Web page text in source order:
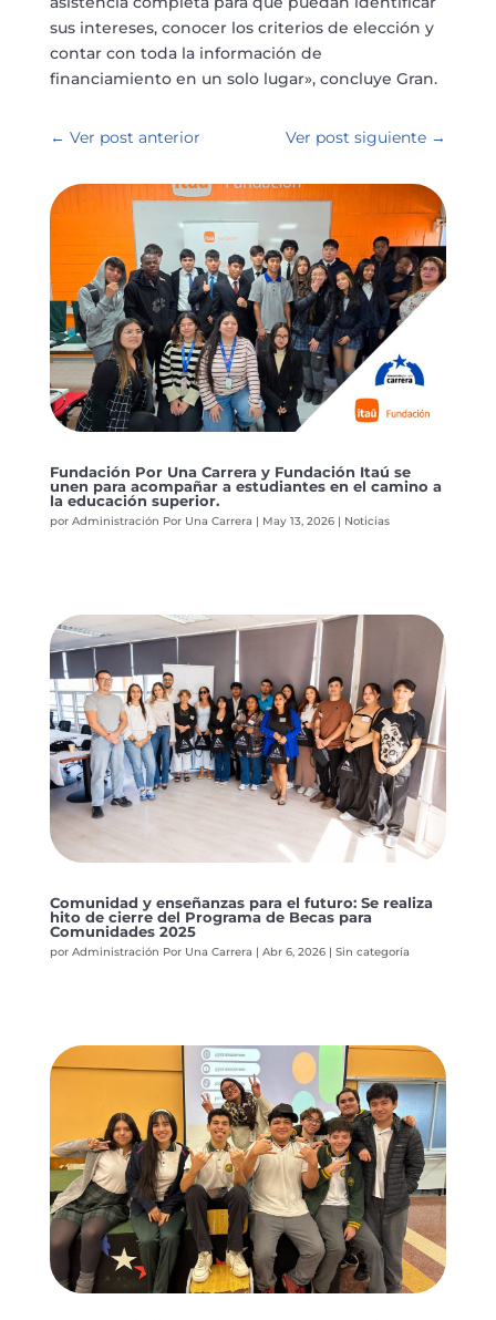
sus intereses, conocer los criterios de elección y
contar con toda la información de
financiamiento en un solo lugar», concluye Gran.
← Ver post anterior Ver post siguiente →
Fundación Por Una Carrera y Fundación Itaú se
unen para acompañar a estudiantes en el camino a
la educación superior.
por Administración Por Una Carrera | May 13, 2026| Noticias
Comunidad y enseñanzas para el futuro: Se realiza
hito de cierre del Programa de Becas para
Comunidades 2025
por Administración Por Una Carrera | Abr 6, 2026| Sin categoría